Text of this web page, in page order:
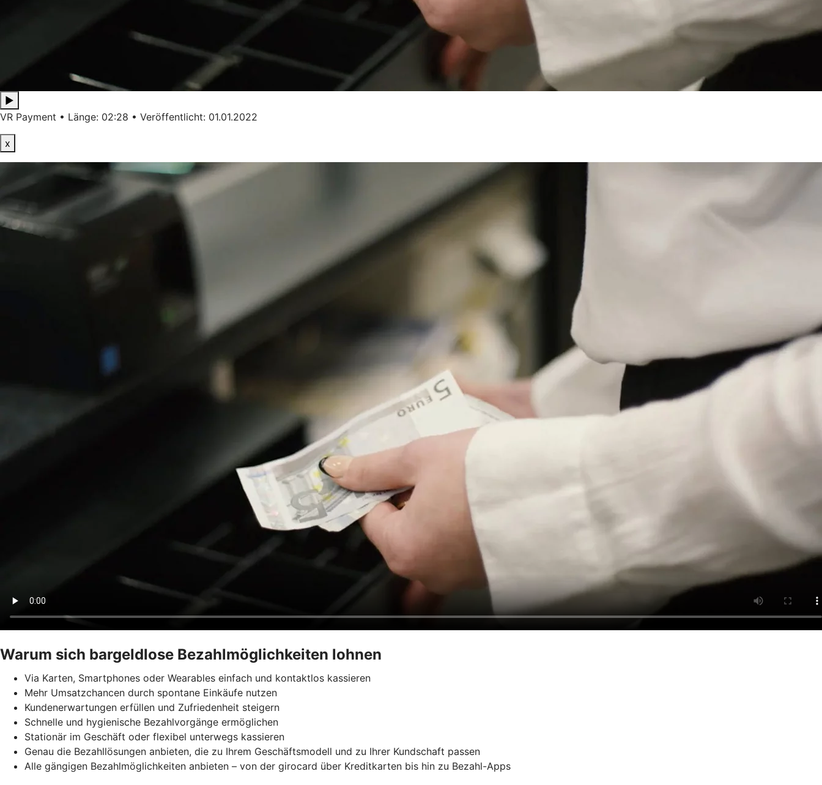
▶
VR Payment • Länge: 02:28 • Veröffentlicht: 01.01.2022
x
Warum sich bargeldlose Bezahlmöglichkeiten lohnen
Via Karten, Smartphones oder Wearables einfach und kontaktlos kassieren
Mehr Umsatzchancen durch spontane Einkäufe nutzen
Kundenerwartungen erfüllen und Zufriedenheit steigern
Schnelle und hygienische Bezahlvorgänge ermöglichen
Stationär im Geschäft oder flexibel unterwegs kassieren
Genau die Bezahllösungen anbieten, die zu Ihrem Geschäftsmodell und zu Ihrer Kundschaft passen
Alle gängigen Bezahlmöglichkeiten anbieten – von der girocard über Kreditkarten bis hin zu Bezahl-Apps